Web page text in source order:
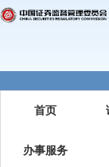
首页
办事服务